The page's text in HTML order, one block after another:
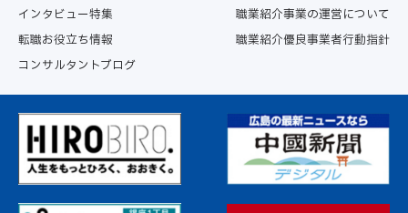
インタビュー特集
転職お役立ち情報
コンサルタントブログ
職業紹介事業の運営について
職業紹介優良事業者行動指針